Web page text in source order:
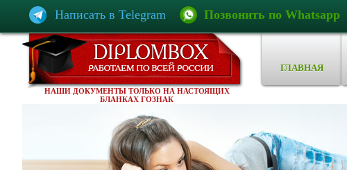
Написать в Telegram Позвонить по Whatsapp
НАШИ ДОКУМЕНТЫ ТОЛЬКО НА НАСТОЯЩИХ
БЛАНКАХ ГОЗНАК
ГЛАВНАЯ